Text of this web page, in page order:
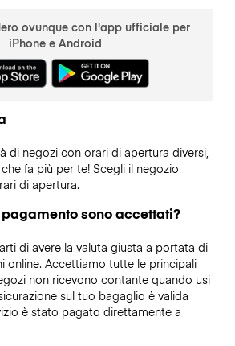
ovunque con l'app ufficiale per
iPhone e Android
di negozi con orari di apertura diversi,
fa più per te! Scegli il negozio
di apertura.
sono accettati?
di avere la valuta giusta a portata di
online. Accettiamo tutte le principali
non ricevono contante quando usi
sul tuo bagaglio è valida
è stato pagato direttamente a